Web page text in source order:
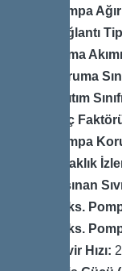
Pompa
Bağlantı
Anma
Koruma
Yalıtım
Güç
Pompa
Sıcaklık
Taşınan
Maks.
Maks.
Devir Hızı: